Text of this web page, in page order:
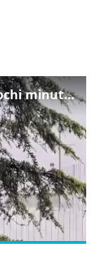
Torna la pioggia a Trieste per pochi minuti: ma il caldo non molla